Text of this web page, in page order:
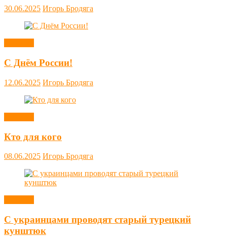
30.06.2025 Игорь Бродяга
С Днём России!
12.06.2025 Игорь Бродяга
Кто для кого
08.06.2025 Игорь Бродяга
С украинцами проводят старый турецкий
кунштюк